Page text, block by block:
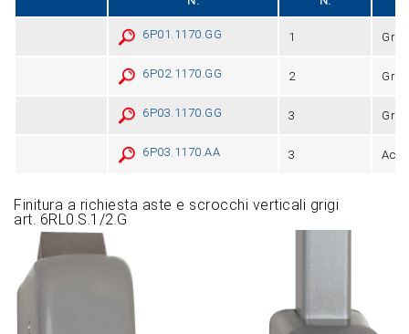
6P01.1170.GG 1
6P02.1170.GG 2
6P03.1170.GG 3
6P03.1170.AA 3
Finitura a richiesta aste e scrocchi verticali grigi
art. 6RL0.S.1/2.G